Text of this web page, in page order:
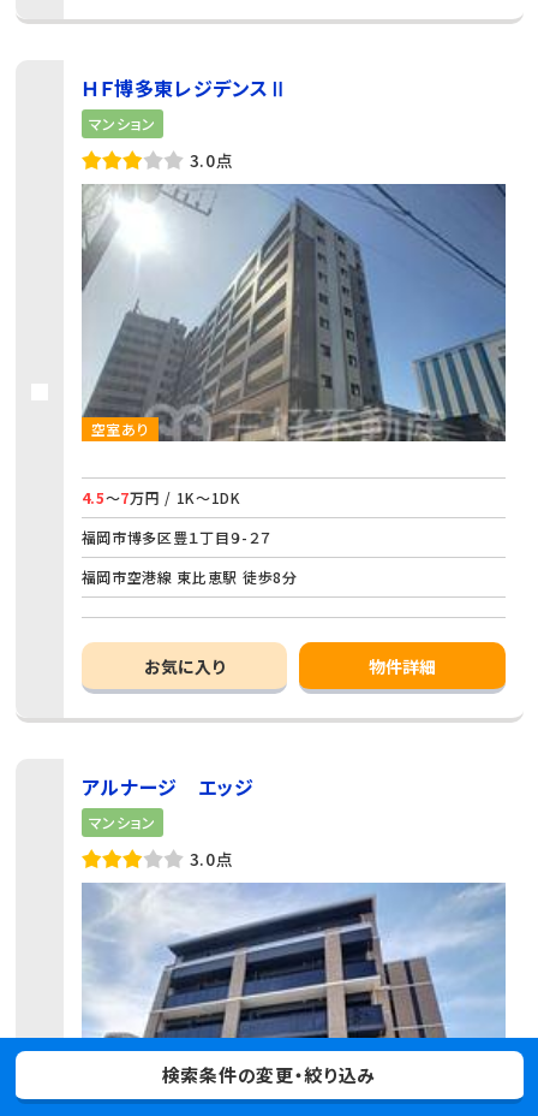
ＨＦ博多東レジデンスⅡ
マンション
3.0点
空室あり
4.5～7万円 / 1K～1DK
福岡市博多区豊１丁目９-２７
福岡市空港線 東比恵駅 徒歩8分
お気に入り 物件詳細
アルナージ エッジ
マンション
3.0点
検索条件の変更・絞り込み